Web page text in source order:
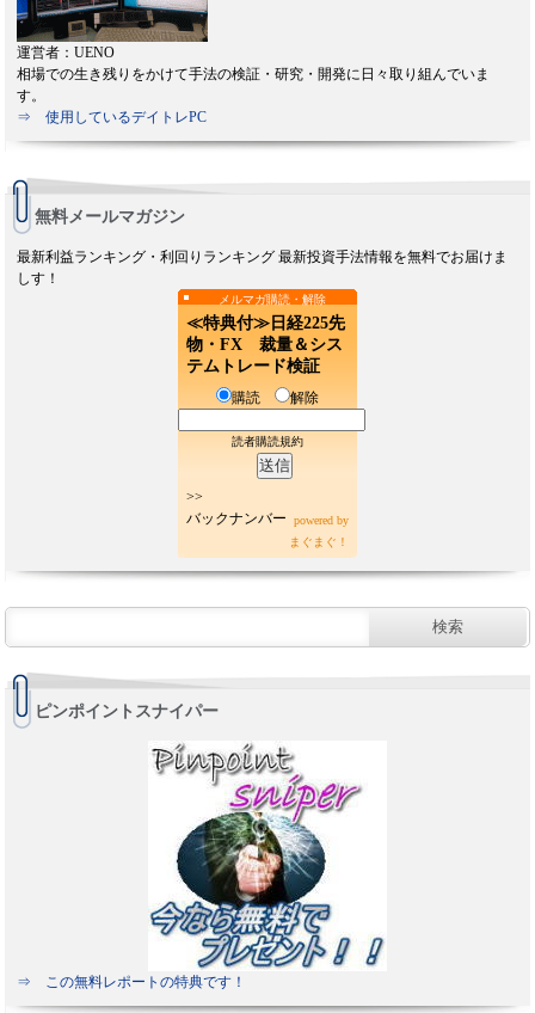
運営者：UENO
相場での生き残りをかけて手法の検証・研究・開発に日々取り組んでいま
す。
⇒ 使用しているデイトレPC
無料メールマガジン
最新利益ランキング・利回りランキング 最新投資手法情報を無料でお届けま
しす！
メルマガ購読・解除
≪特典付≫日経225先
物・FX 裁量＆シス
テムトレード検証
購読 解除
読者購読規約
>>
バックナンバー
powered by
まぐまぐ！
ピンポイントスナイパー
⇒ この無料レポートの特典です！